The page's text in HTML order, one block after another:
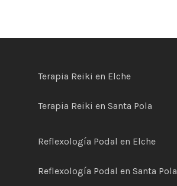
Terapia Reiki en Elche
Terapia Reiki en Santa Pola
Reflexología Podal en Elche
Reflexología Podal en Santa Pola